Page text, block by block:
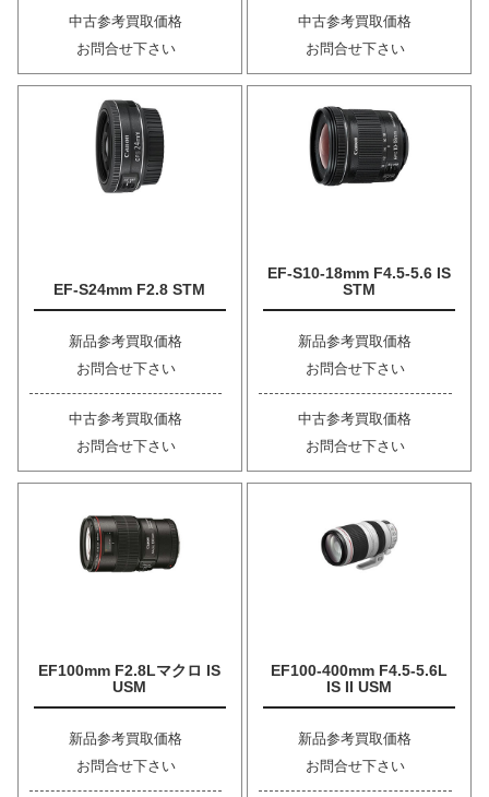
中古参考買取価格
お問合せ下さい
中古参考買取価格
お問合せ下さい
EF-S24mm F2.8 STM
新品参考買取価格
お問合せ下さい
中古参考買取価格
お問合せ下さい
EF-S10-18mm F4.5-5.6 IS
STM
新品参考買取価格
お問合せ下さい
中古参考買取価格
お問合せ下さい
EF100mm F2.8Lマクロ IS
USM
新品参考買取価格
お問合せ下さい
EF100-400mm F4.5-5.6L
IS II USM
新品参考買取価格
お問合せ下さい